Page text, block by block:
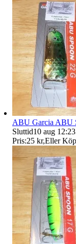
ABU Garcia ABU
Sluttid10 aug 12:23
Pris:25 kr,Eller